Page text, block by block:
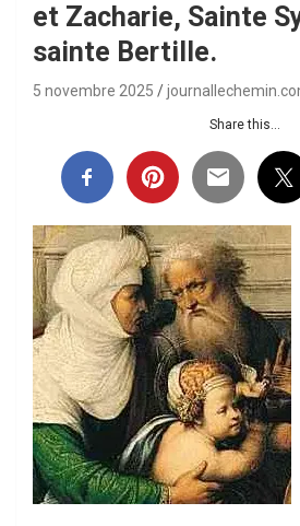
et Zacharie, Sainte
sainte Bertille.
5 novembre 2025
Share this...